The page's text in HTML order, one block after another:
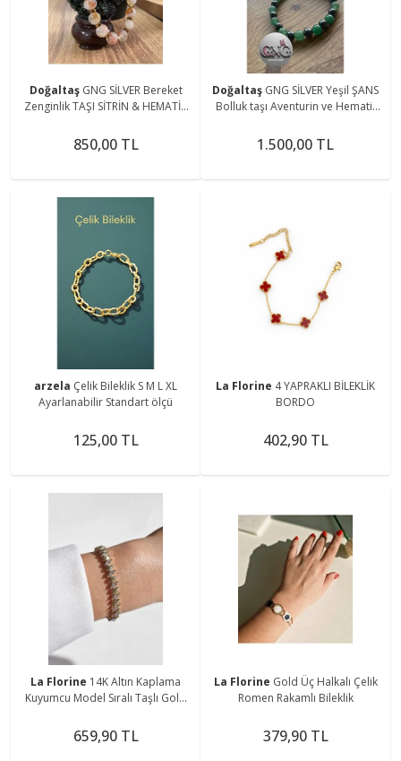
Doğaltaş GNG SİLVER Bereket
Zenginlik TAŞI SİTRİN & HEMATİT
BİLEKLİK
850,00 TL
Doğaltaş GNG SİLVER Yeşil ŞANS
Bolluk taşı Aventurin ve Hematit
1.500,00 TL
arzela Çelik Bileklik S M L XL
Ayarlanabilir Standart ölçü
125,00 TL
La Florine 4 YAPRAKLI BİLEKLİK
BORDO
402,90 TL
La Florine 14K Altın Kaplama
Kuyumcu Model Sıralı Taşlı Gold
659,90 TL
La Florine Gold Üç Halkalı Çelik
Romen Rakamlı Bileklik
379,90 TL